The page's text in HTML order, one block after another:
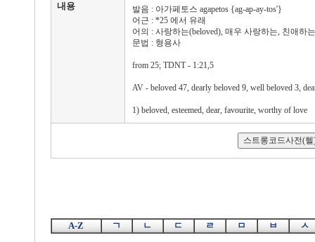
내용
발음 : 아가페토스 agapetos {ag-ap-ay-tos'}
어근 : *25 에서 유래
어의 : 사랑하는(beloved), 매우 사랑하는, 친애하는
문법 : 형용사
from 25; TDNT - 1:21,5
AV - beloved 47, dearly beloved 9, well beloved 3,
1) beloved, esteemed, dear, favourite, worthy of love
A-Z ㄱ ㄴ ㄷ ㄹ ㅁ ㅂ ㅅ